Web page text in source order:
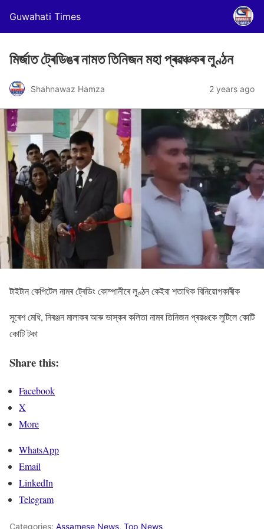
Guwahati Times
মিৰ্জাত ট্ৰেডিঙৰ নামত তিনিজন মহা প্ৰৱঞ্চকৰ লুণ্ঠন
Shahnawaz Hamza 2 years ago
টাইটান কেপিটেল নামৰ ট্ৰেডিং কোম্পানীৰে লুণ্ঠন কেইবা শতাধিক বিনিয়োগকাৰীক
সুৰেশ মেধি, নিৰঞ্জন মালাকৰ আৰু ভাস্কৰ কলিতা নামৰ তিনিজন প্ৰৱঞ্চকে লুটিলে কোটি
কোটি টকা
Share this:
Facebook
X
More
WhatsApp
Email
LinkedIn
Telegram
Categories: Assamese News, Top News